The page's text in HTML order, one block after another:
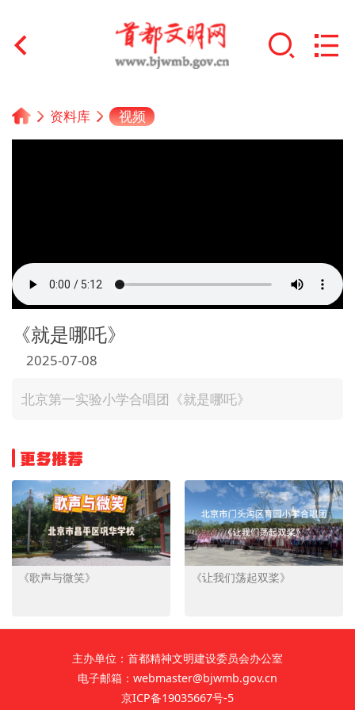
首页
文明创建
+
未成年人思想道德建设
榜样人物
+
身边好人
北京宣传文化引导基金
宣传思想文化人才
专题
资料库
+
资料库 视频
《就是哪吒》
2025-07-08
北京第一实验小学合唱团《就是哪吒》
更多推荐
《歌声与微笑》 《让我们荡起双桨》
主办单位：首都精神文明建设委员会办公室
电子邮箱：webmaster@bjwmb.gov.cn
京ICP备19035667号-5